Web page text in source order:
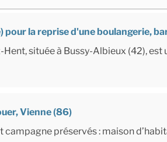
pour la reprise d'une boulangerie,
Hent, située à Bussy-Albieux (42),
Vienne (86)
campagne préservés : maison